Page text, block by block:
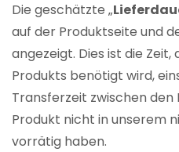
Die geschätzte „
auf der Produktseite und
angezeigt. Dies ist die
Produkts benötigt wird,
Transferzeit zwischen den
Produkt nicht in unserem
vorrätig haben.